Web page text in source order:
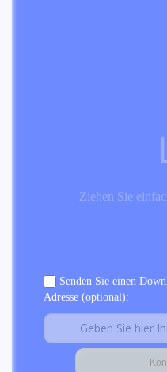
Ziehen Sie
Senden Sie einen
Adresse (optional):